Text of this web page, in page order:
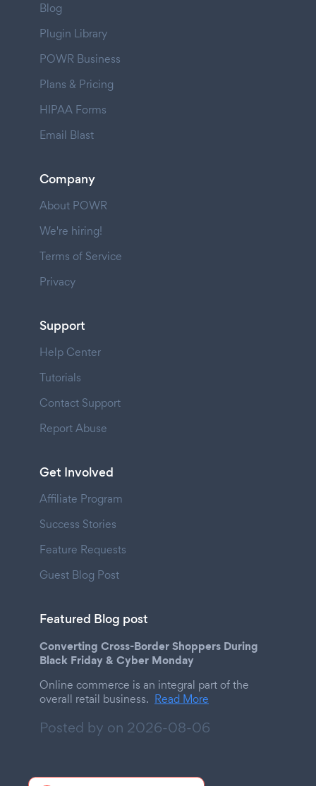
Blog
Plugin Library
POWR Business
Plans & Pricing
HIPAA Forms
Email Blast
Company
About POWR
We're hiring!
Terms of Service
Privacy
Support
Help Center
Tutorials
Contact Support
Report Abuse
Get Involved
Affiliate Program
Success Stories
Feature Requests
Guest Blog Post
Featured Blog post
Converting Cross-Border Shoppers During
Black Friday & Cyber Monday
Online commerce is an integral part of the
overall retail business. Read More
Posted by on 2026-08-06